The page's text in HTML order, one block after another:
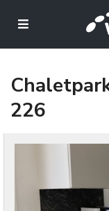
226